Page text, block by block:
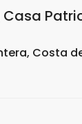
Casa
Costa